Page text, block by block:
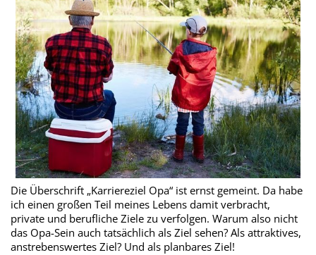
Die Überschrift „Karriereziel Opa“ ist ernst gemeint. Da habe
ich einen großen Teil meines Lebens damit verbracht,
private und berufliche Ziele zu verfolgen. Warum also nicht
das Opa-Sein auch tatsächlich als Ziel sehen? Als attraktives,
anstrebenswertes Ziel? Und als planbares Ziel!